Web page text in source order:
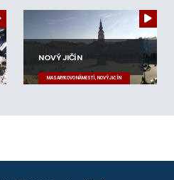
NOVÝ JIČÍN
MASARYKOVO NÁMĚSTÍ, NOVÝ JIČÍN